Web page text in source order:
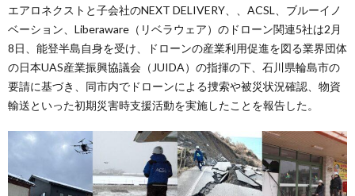
エアロネクストと子会社のNEXT DELIVERY、、ACSL、ブルーイノ
ベーション、Liberaware（リベラウェア）のドローン関連5社は2月
8日、能登半島自身を受け、ドローンの産業利用促進を図る業界団体
の日本UAS産業振興協議会（JUIDA）の指揮の下、石川県輪島市の
要請に基づき、同市内でドローンによる捜索や被災状況確認、物資
輸送といった初期災害時支援活動を実施したことを報告した。